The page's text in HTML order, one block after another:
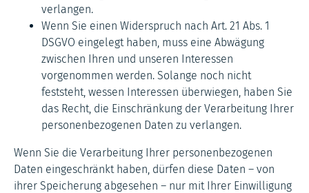
verlangen.
Wenn Sie einen Widerspruch nach Art. 21 Abs. 1
DSGVO eingelegt haben, muss eine Abwägung
zwischen Ihren und unseren Interessen
vorgenommen werden. Solange noch nicht
feststeht, wessen Interessen überwiegen, haben Sie
das Recht, die Einschränkung der Verarbeitung Ihrer
personenbezogenen Daten zu verlangen.
Wenn Sie die Verarbeitung Ihrer personenbezogenen
Daten eingeschränkt haben, dürfen diese Daten – von
ihrer Speicherung abgesehen – nur mit Ihrer Einwilligung